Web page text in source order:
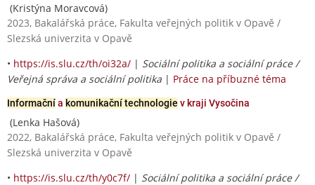
(Kristýna Moravcová)
2023, Bakalářská práce, Fakulta veřejných politik v Opavě /
Slezská univerzita v Opavě
• https://is.slu.cz/th/oi32a/ | Sociální politika a sociální práce /
Veřejná správa a sociální politika | Práce na příbuzné téma
Informačnía komunikační technologie v kraji Vysočina
(Lenka Hašová)
2022, Bakalářská práce, Fakulta veřejných politik v Opavě /
Slezská univerzita v Opavě
• https://is.slu.cz/th/y0c7f/ | Sociální politika a sociální práce /